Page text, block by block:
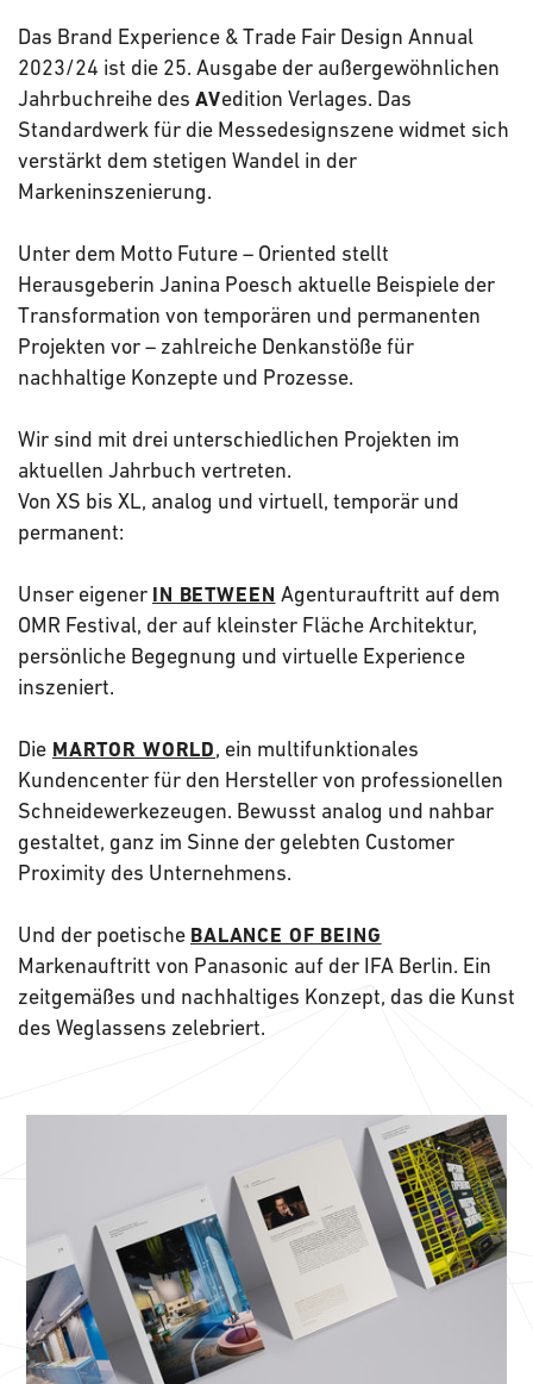
Das Brand Experience & Trade Fair Design Annual
2023/24 ist die 25. Ausgabe der außergewöhnlichen
Jahrbuchreihe des AVedition Verlages. Das
Standardwerk für die Messedesignszene widmet sich
verstärkt dem stetigen Wandel in der
Markeninszenierung.
Unter dem Motto Future – Oriented stellt
Herausgeberin Janina Poesch aktuelle Beispiele der
Transformation von temporären und permanenten
Projekten vor – zahlreiche Denkanstöße für
nachhaltige Konzepte und Prozesse.
Wir sind mit drei unterschiedlichen Projekten im
aktuellen Jahrbuch vertreten.
Von XS bis XL, analog und virtuell, temporär und
permanent:
Unser eigener IN BETWEEN Agenturauftritt auf dem
OMR Festival, der auf kleinster Fläche Architektur,
persönliche Begegnung und virtuelle Experience
inszeniert.
Die MARTOR WORLD, ein multifunktionales
Kundencenter für den Hersteller von professionellen
Schneidewerkezeugen. Bewusst analog und nahbar
gestaltet, ganz im Sinne der gelebten Customer
Proximity des Unternehmens.
Und der poetische BALANCE OF BEING
Markenauftritt von Panasonic auf der IFA Berlin. Ein
zeitgemäßes und nachhaltiges Konzept, das die Kunst
des Weglassens zelebriert.